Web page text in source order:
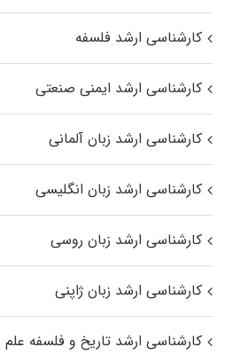
کارشناسی ارشد فلسفه
کارشناسی ارشد ایمنی صنعتی
کارشناسی ارشد زبان آلمانی
کارشناسی ارشد زبان انگلیسی
کارشناسی ارشد زبان روسی
کارشناسی ارشد زبان ژاپنی
کارشناسی ارشد تاریخ و فلسفه علم